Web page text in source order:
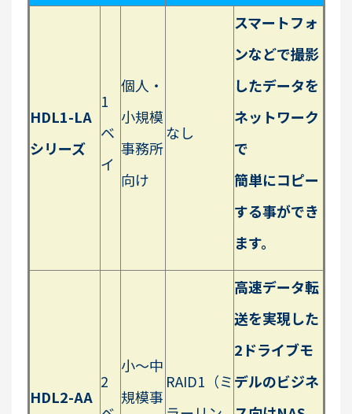
HDL1-LA
シリーズ
1
ベ
イ
個人・
小規模
事務所
向け
なし
スマートフォ
ンなどで撮影
したデータを
ネットワーク
で
簡単にコピー
する事ができ
ます。
HDL2-AA
2
小〜中
規模事
RAID1（ミ
高速データ転
送を実現した
2ドライブモ
デルのビジネ